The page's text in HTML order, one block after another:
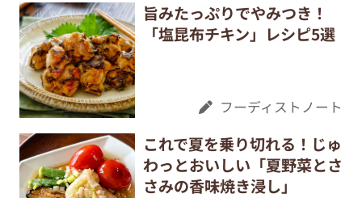
旨みたっぷりでやみつき！
「塩昆布チキン」レシピ5選
フーディストノート
これで夏を乗り切れる！じゅ
わっとおいしい「夏野菜とさ
さみの香味焼き浸し」